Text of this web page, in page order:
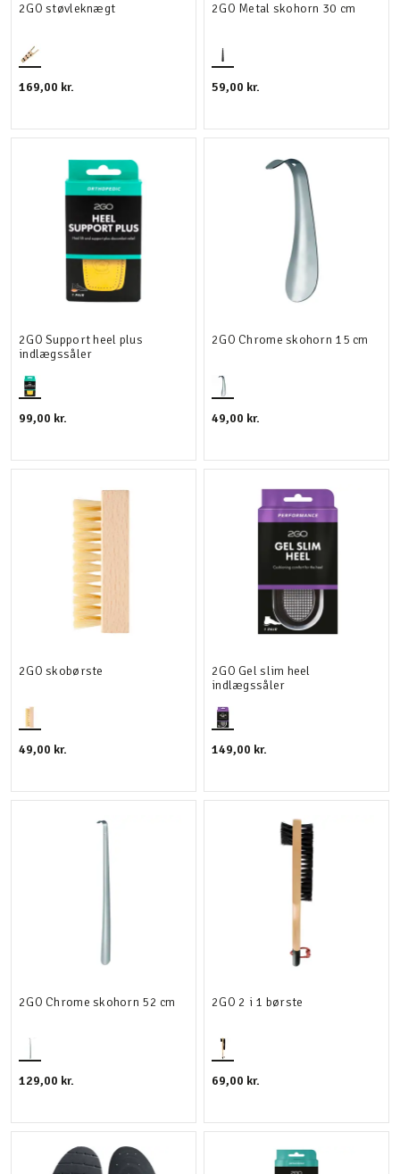
2GO støvleknægt
169,00 kr.
2GO Metal skohorn 30 cm
59,00 kr.
2GO Support heel plus
indlægssåler
99,00 kr.
2GO Chrome skohorn 15 cm
49,00 kr.
2GO skobørste
49,00 kr.
2GO Gel slim heel
indlægssåler
149,00 kr.
2GO Chrome skohorn 52 cm
129,00 kr.
2GO 2 i 1 børste
69,00 kr.